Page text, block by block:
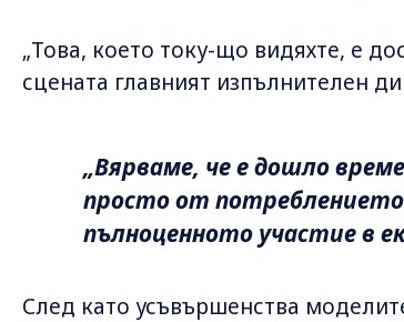
„Това, което току-що видяхте, е
сцената главният изпълнителен
„Вярваме, че е дошло
просто от
пълноценното участие в
След като усъвършенства